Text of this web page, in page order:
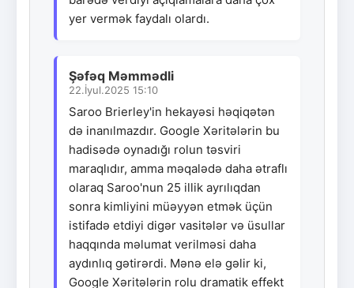
yer vermək faydalı olardı.
Şəfəq Məmmədli
22.İyul.2025 15:10
Saroo Brierley'in hekayəsi həqiqətən
də inanılmazdır. Google Xəritələrin bu
hadisədə oynadığı rolun təsviri
maraqlıdır, amma məqalədə daha ətraflı
olaraq Saroo'nun 25 illik ayrılıqdan
sonra kimliyini müəyyən etmək üçün
istifadə etdiyi digər vasitələr və üsullar
haqqında məlumat verilməsi daha
aydınlıq gətirərdi. Mənə elə gəlir ki,
Google Xəritələrin rolu dramatik effekt